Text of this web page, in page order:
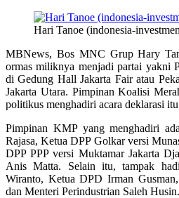
Hari Tanoe (indonesia-
MBNews, Bos MNC Grup Hary
ormas miliknya menjadi partai yakni
di Gedung Hall Jakarta Fair atau
Jakarta Utara. Pimpinan Koalisi
politikus menghadiri acara deklarasi
Pimpinan KMP yang menghadiri
Rajasa, Ketua DPP Golkar versi
DPP PPP versi Muktamar Jakarta
Anis Matta. Selain itu, tampak
Wiranto, Ketua DPD Irman
dan Menteri Perindustrian Saleh Husin.